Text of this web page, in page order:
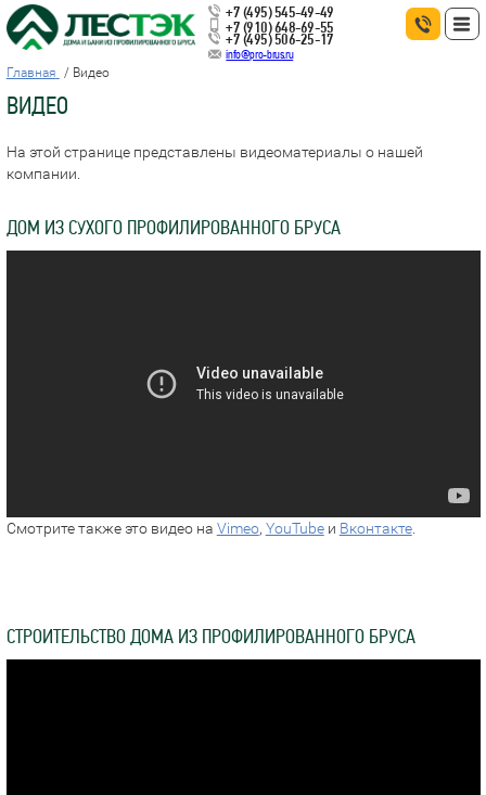
+7 (495) 545-49-49
+7 (910) 648-69-55
+7 (495) 506-25-17
info@pro-brus.ru
Главная Видео
ВИДЕО
На этой странице представлены видеоматериалы о нашей
компании.
ДОМ ИЗ СУХОГО ПРОФИЛИРОВАННОГО БРУСА
Смотрите также это видео на Vimeo, YouTubeи Вконтакте.
СТРОИТЕЛЬСТВО ДОМА ИЗ ПРОФИЛИРОВАННОГО БРУСА